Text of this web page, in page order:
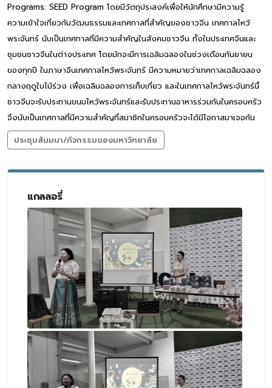
Programs: SEED Program โดยมีวัตถุประสงค์เพื่อให้นักศึกษามีความรู้
ความเข้าใจเกี่ยวกับวัฒนธรรมและเทศกาลที่สำคัญของชาวจีน เทศกาลไหว้
พระจันทร์ นับเป็นเทศกาลที่มีความสำคัญในสังคมชาวจีน ทั้งในประเทศจีนและ
ชุมชนชาวจีนในต่างประเทศ โดยมักจะมีการเฉลิมฉลองในช่วงเดือนกันยายน
ของทุกปี ในภาษาจีนเทศกาลไหว้พระจันทร์ มีความหมายว่าเทศกาลเฉลิมฉลอง
กลางฤดูใบไม้ร่วง เพื่อเฉลิมฉลองการเก็บเกี่ยว และในเทศกาลไหว้พระจันทร์นี้
ชาวจีนจะรับประทานขนมไหว้พระจันทร์และรับประทานอาหารร่วมกันในครอบครัว
จึงนับเป็นเทศกาลที่มีความสำคัญที่สมาชิกในครอบครัวจะได้มีโอกาสมาเจอกัน
ประชุมสัมมนา/กิจกรรมของมหาวิทยาลัย
แกลลอรี่